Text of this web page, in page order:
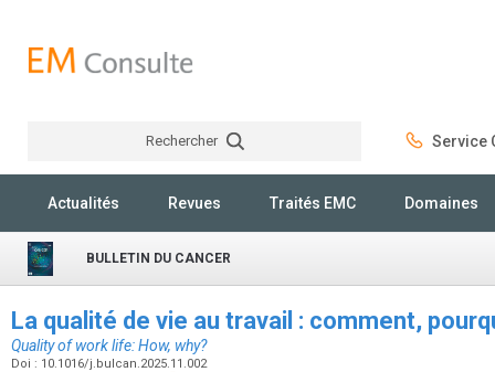
Rechercher Service
Actualités Revues Traités EMC Domaines
BULLETIN DU CANCER
La qualité de vie au travail : comment,
Quality of work life: How, why?
Doi : 10.1016/j.bulcan.2025.11.002